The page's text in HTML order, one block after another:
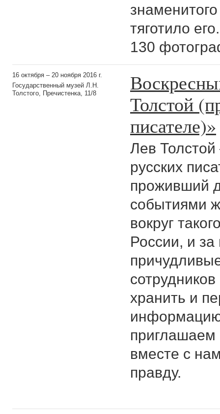
тяготило
130
16 октября – 20 ноября 2016 г.
Государственный музей Л.Н.
Толстого, Пречистенка, 11/8
Толстой
писателе)»
Лев
русских
проживший
событиями
вокруг
России, и
хранить и
приглашаем
вместе с
правду.